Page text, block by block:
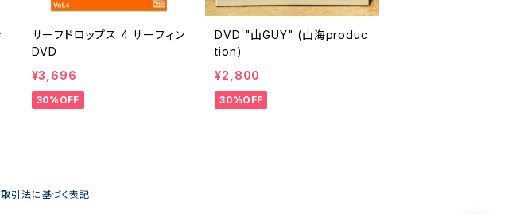
サーフドロップス 4 サーフィン
DVD
¥3,696
30%OFF
DVD "山GUY" (山海produc
tion)
¥2,800
30%OFF
引法に基づく表記